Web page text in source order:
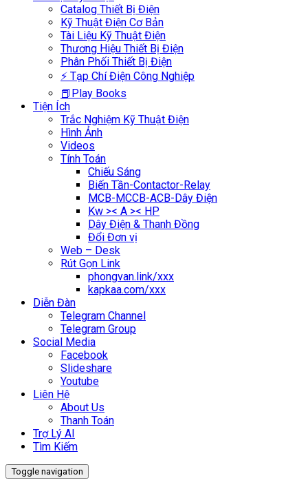
Catalog Thiết Bị Điện
Kỹ Thuật Điện Cơ Bản
Tài Liệu Kỹ Thuật Điện
Thương Hiệu Thiết Bị Điện
Phân Phối Thiết Bị Điện
⚡ Tạp Chí Điện Công Nghiệp
📕Play Books
Tiện Ích
Trắc Nghiệm Kỹ Thuật Điện
Hình Ảnh
Videos
Tính Toán
Chiếu Sáng
Biến Tần-Contactor-Relay
MCB-MCCB-ACB-Dây Điện
Kw >< A >< HP
Dây Điện & Thanh Đồng
Đổi Đơn vị
Web – Desk
Rút Gọn Link
phongvan.link/xxx
kapkaa.com/xxx
Diễn Đàn
Telegram Channel
Telegram Group
Social Media
Facebook
Slideshare
Youtube
Liên Hệ
About Us
Thanh Toán
Trợ Lý AI
Tìm Kiếm
Toggle navigation